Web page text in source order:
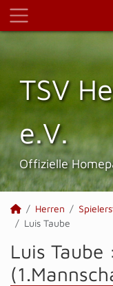
TSV
e.V.
Offizielle
Herren
Luis Taube
Luis Taube